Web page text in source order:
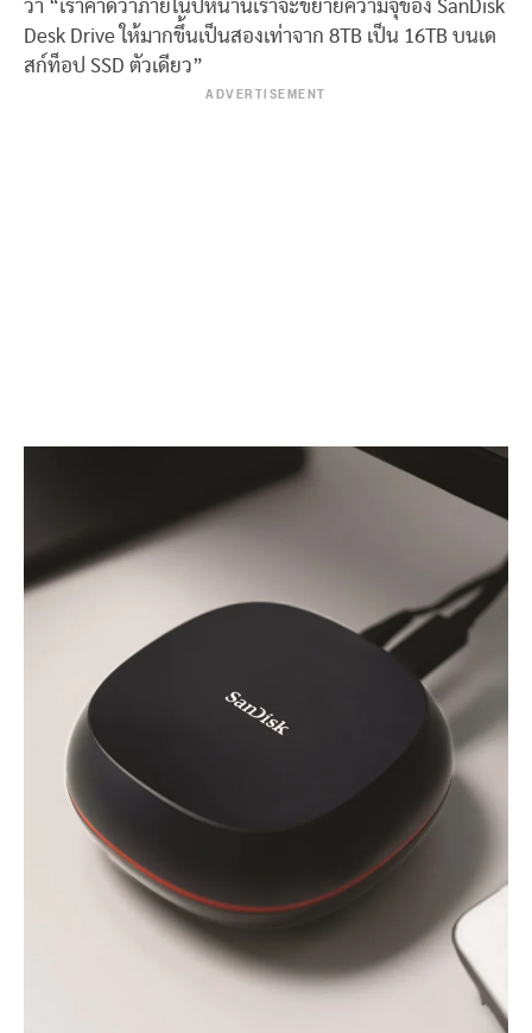
ว่า “เราคาดว่าภายในปีหน้านี้เราจะขยายความจุของ SanDisk
Desk Drive ให้มากขึ้นเป็นสองเท่าจาก 8TB เป็น 16TB บนเด
สก์ท็อป SSD ตัวเดียว”
ADVERTISEMENT